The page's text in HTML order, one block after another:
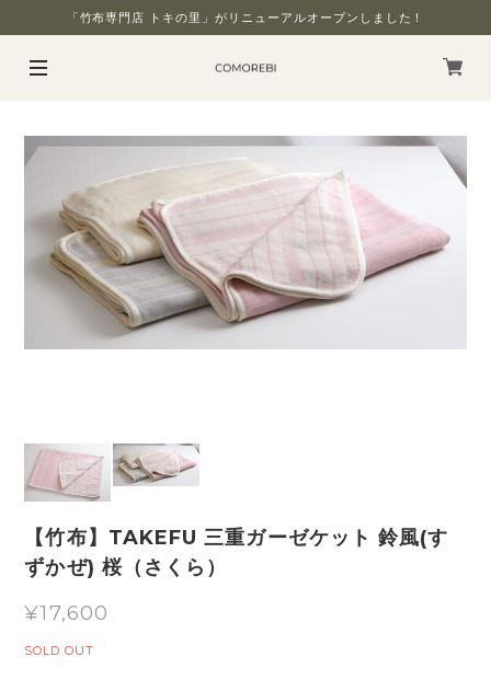
「竹布専門店 トキの里」がリニューアルオープンしました！
【竹布】TAKEFU 三重ガーゼケット 鈴風(す
ずかぜ) 桜（さくら）
¥17,600
SOLD OUT